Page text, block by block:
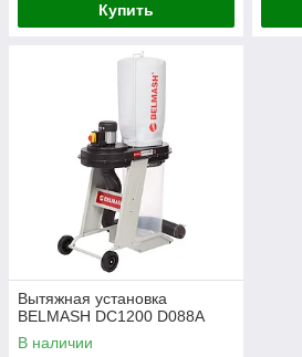
Купить
Вытяжная установка
BELMASH DC1200 D088A
В наличии